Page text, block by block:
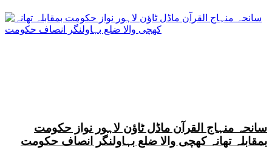
سانحہ منہاج القرآن ماڈل ٹاﺅن لاہور نواز حکومت
بمقابلہ تھانہ کھچی والا ضلع بہاولنگر انصاف حکومت